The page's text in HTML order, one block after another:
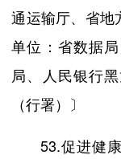
通运输厅、省地
单位：省数据
局、人民银行
（行署）〕
53.促进健